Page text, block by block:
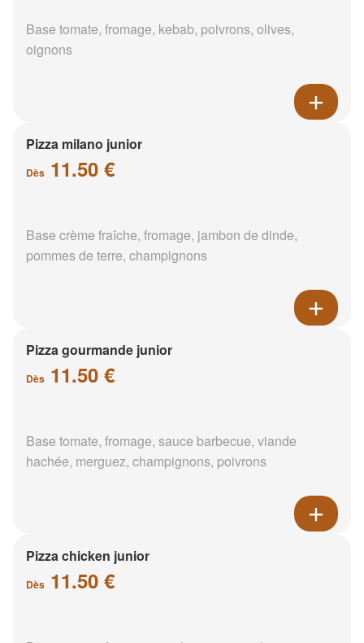
Base tomate, fromage, kebab, poivrons, olives,
oignons
Pizza milano junior
Dès 11.50 €
Base crème fraîche, fromage, jambon de dinde,
pommes de terre, champignons
Pizza gourmande junior
Dès 11.50 €
Base tomate, fromage, sauce barbecue, viande
hachée, merguez, champignons, poivrons
Pizza chicken junior
Dès 11.50 €